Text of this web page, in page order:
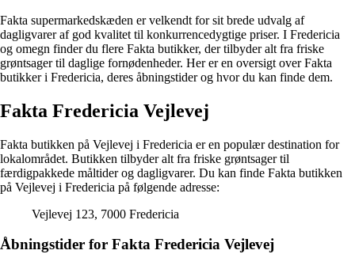
Fakta supermarkedskæden er velkendt for sit brede udvalg af
dagligvarer af god kvalitet til konkurrencedygtige priser. I Fredericia
og omegn finder du flere Fakta butikker, der tilbyder alt fra friske
grøntsager til daglige fornødenheder. Her er en oversigt over Fakta
butikker i Fredericia, deres åbningstider og hvor du kan finde dem.
Fakta Fredericia Vejlevej
Fakta butikken på Vejlevej i Fredericia er en populær destination for
lokalområdet. Butikken tilbyder alt fra friske grøntsager til
færdigpakkede måltider og dagligvarer. Du kan finde Fakta butikken
på Vejlevej i Fredericia på følgende adresse:
Vejlevej 123, 7000 Fredericia
Åbningstider for Fakta Fredericia Vejlevej